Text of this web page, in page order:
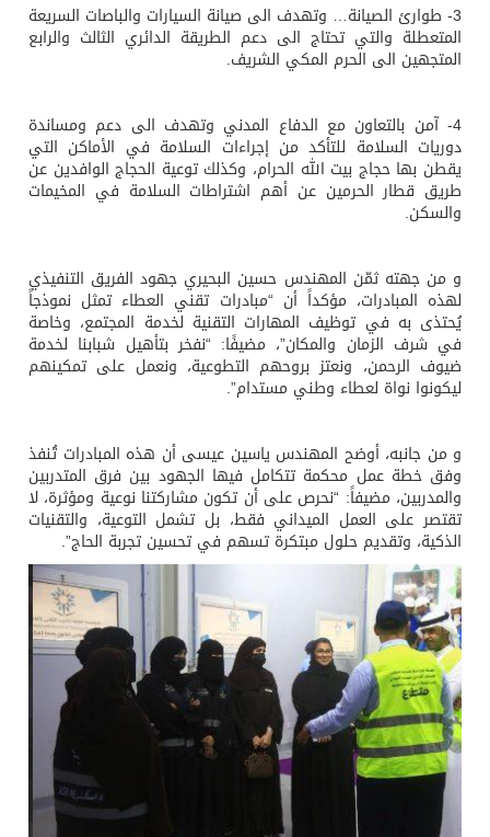
3- طوارئ الصيانة… وتهدف الى صيانة السيارات والباصات السريعة
المتعطلة والتي تحتاج الى دعم الطريقة الدائري الثالث والرابع
المتجهين الى الحرم المكي الشريف.
4- آمن بالتعاون مع الدفاع المدني وتهدف الى دعم ومساندة
دوريات السلامة للتأكد من إجراءات السلامة في الأماكن التي
يقطن بها حجاج بيت الله الحرام، وكذلك توعية الحجاج الوافدين عن
طريق قطار الحرمين عن أهم اشتراطات السلامة في المخيمات
والسكن.
و من جهته ثمّن المهندس حسين البحيري جهود الفريق التنفيذي
لهذه المبادرات، مؤكداً أن “مبادرات تقني العطاء تمثل نموذجاً
يُحتذى به في توظيف المهارات التقنية لخدمة المجتمع، وخاصة
في شرف الزمان والمكان”، مضيفًا: “نفخر بتأهيل شبابنا لخدمة
ضيوف الرحمن، ونعتز بروحهم التطوعية، ونعمل على تمكينهم
ليكونوا نواة لعطاء وطني مستدام”.
و من جانبه، أوضح المهندس ياسين عيسى أن هذه المبادرات تُنفذ
وفق خطة عمل محكمة تتكامل فيها الجهود بين فرق المتدربين
والمدربين، مضيفاً: “نحرص على أن تكون مشاركتنا نوعية ومؤثرة، لا
تقتصر على العمل الميداني فقط، بل تشمل التوعية، والتقنيات
الذكية، وتقديم حلول مبتكرة تسهم في تحسين تجربة الحاج”.